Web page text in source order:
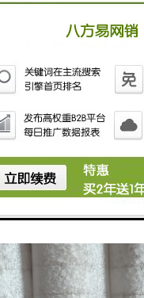
作用，使用挡渣棉
程的安全性，浇